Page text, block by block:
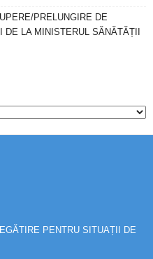
PRELUNGIRE DE
DE LA MINISTERUL SĂNĂTĂȚII
PENTRU SITUAȚII DE